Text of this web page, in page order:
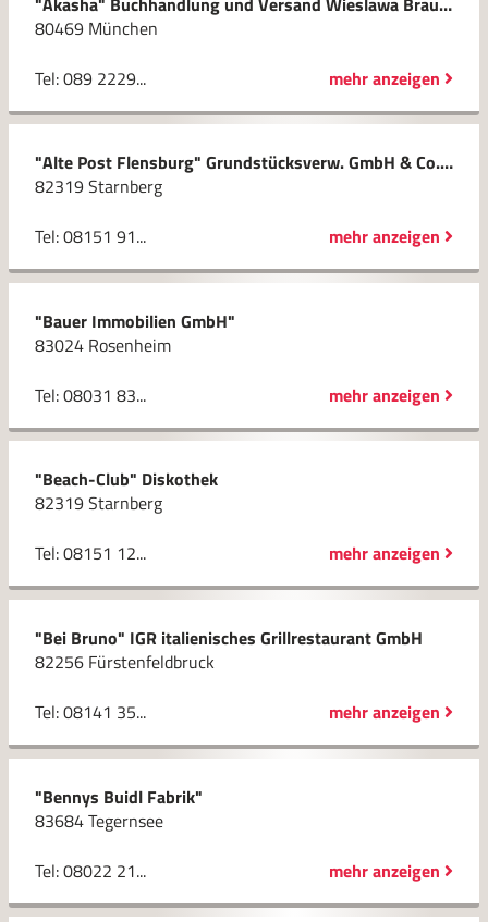
80469 München
Tel: 089 2229...
mehr anzeigen
"Alte Post Flensburg" Grundstücksverw. GmbH & Co. Betriebs KG
82319 Starnberg
Tel: 08151 91...
mehr anzeigen
"Bauer Immobilien GmbH"
83024 Rosenheim
Tel: 08031 83...
mehr anzeigen
"Beach-Club" Diskothek
82319 Starnberg
Tel: 08151 12...
mehr anzeigen
"Bei Bruno" IGR italienisches Grillrestaurant GmbH
82256 Fürstenfeldbruck
Tel: 08141 35...
mehr anzeigen
"Bennys Buidl Fabrik"
83684 Tegernsee
Tel: 08022 21...
mehr anzeigen